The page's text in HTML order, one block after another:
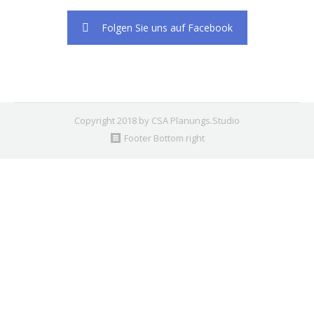
Folgen Sie uns auf Facebook
Copyright 2018 by CSA Planungs.Studio
Footer Bottom right